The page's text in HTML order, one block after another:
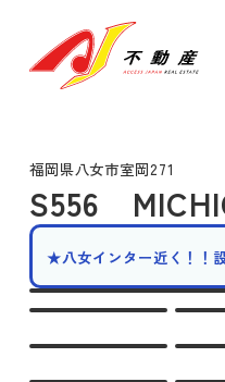
福岡県八女市室岡271
S556
★八女インター近く！！